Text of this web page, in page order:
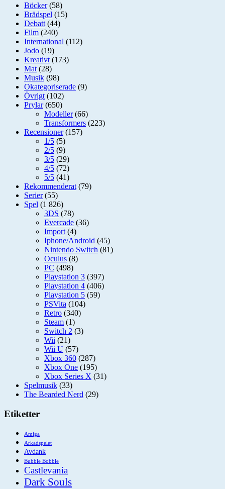
Böcker(58)
Brädspel (15)
Debatt (44)
Film (240)
International (112)
Jodo (19)
Kreativt (173)
Mat (28)
Musik (98)
Okategoriserade (9)
Övrigt (102)
Prylar(650)
Modeller(66)
Transformers (223)
Recensioner(157)
1/5 (5)
2/5 (9)
3/5 (29)
4/5 (72)
5/5 (41)
Rekommenderat (79)
Serier(55)
Spel (1 826)
3DS (78)
Evercade (36)
Import (4)
Iphone/Android (45)
Nintendo Switch (81)
Oculus (8)
PC (498)
Playstation 3 (397)
Playstation 4 (406)
Playstation 5 (59)
PSVita (104)
Retro (340)
Steam (1)
Switch 2 (3)
Wii (21)
Wii U (57)
Xbox 360 (287)
Xbox One (195)
Xbox Series X (31)
Spelmusik (33)
The Bearded Nerd (29)
Etiketter
Amiga
Arkadspelet
Avdank
Bubble Bobble
Castlevania
Dark Souls